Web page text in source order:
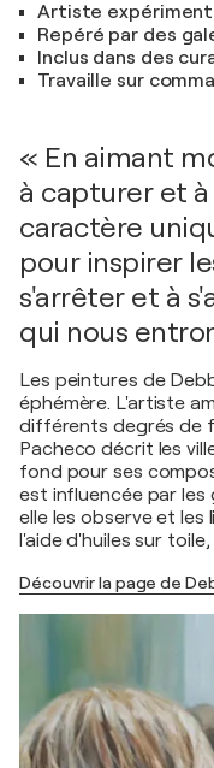
Artiste
Repéré par des
Inclus dans des
Travaille sur
« En aimant
à capturer et
caractère
pour inspirer
s'arrêter et à
qui nous
Les peintures de
éphémère. L'artiste
différents degrés de
Pacheco décrit les
fond pour ses
est influencée par les
elle les observe et les
l'aide d'huiles sur
Découvrir la page de